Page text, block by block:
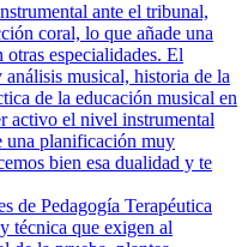
ante el tribunal,
coral, lo que añade una
especialidades. El
musical, historia de la
de la educación musical en
activo el nivel instrumental
una planificación muy
bien esa dualidad y te
de Pedagogía Terapéutica
técnica que exigen al